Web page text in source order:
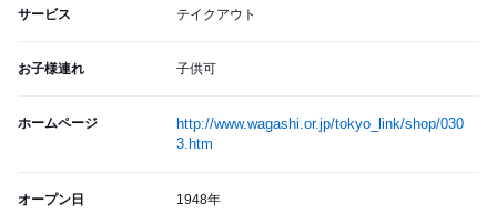
サービス テイクアウト
お子様連れ 子供可
ホームページ
http://www.wagashi.or.jp/tokyo_link/shop/030
3.htm
オープン日 1948年